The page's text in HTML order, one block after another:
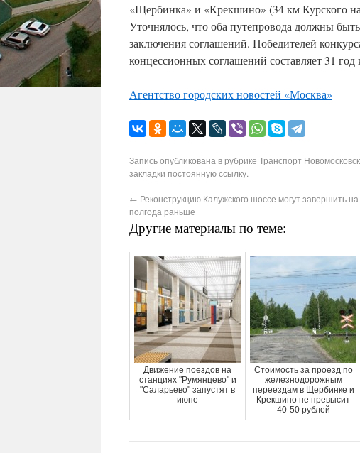
«Щербинка» и «Крекшино» (34 км Курского
Уточнялось, что оба путепровода должны
заключения соглашений. Победителей
концессионных соглашений составляет 31 год
Агентство городских новостей «Москва»
Запись опубликована в рубрике Транспорт
закладки постоянную ссылку.
← Реконструкцию Калужского шоссе могут завершить на
полгода раньше
Другие материалы по теме:
Движение поездов на
станциях "Румянцево" и
"Саларьево" запустят в
июне
Стоимость за проезд по
железнодорожным
переездам в Щербинке и
Крекшино не превысит
40-50 рублей